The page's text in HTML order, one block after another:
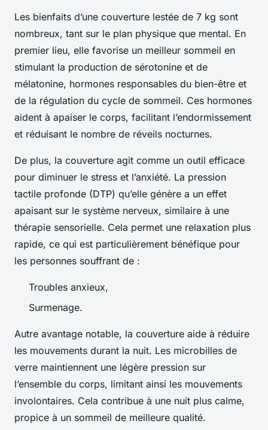
Les bienfaits d’une couverture lestée de 7 kg sont
nombreux, tant sur le plan physique que mental. En
premier lieu, elle favorise un meilleur sommeil en
stimulant la production de sérotonine et de
mélatonine, hormones responsables du bien-être et
de la régulation du cycle de sommeil. Ces hormones
aident à apaiser le corps, facilitant l’endormissement
et réduisant le nombre de réveils nocturnes.
De plus, la couverture agit comme un outil efficace
pour diminuer le stress et l’anxiété. La pression
tactile profonde (DTP) qu’elle génère a un effet
apaisant sur le système nerveux, similaire à une
thérapie sensorielle. Cela permet une relaxation plus
rapide, ce qui est particulièrement bénéfique pour
les personnes souffrant de :
Troubles anxieux,
Surmenage.
Autre avantage notable, la couverture aide à réduire
les mouvements durant la nuit. Les microbilles de
verre maintiennent une légère pression sur
l’ensemble du corps, limitant ainsi les mouvements
involontaires. Cela contribue à une nuit plus calme,
propice à un sommeil de meilleure qualité.